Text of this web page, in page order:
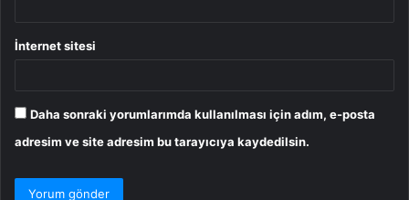
İnternet sitesi
Daha sonraki yorumlarımda kullanılması için adım, e-posta
adresim ve site adresim bu tarayıcıya kaydedilsin.